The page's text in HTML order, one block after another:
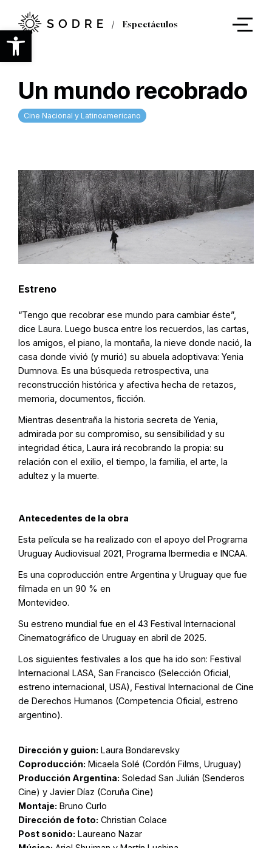
Abrir barra de herramientas
contenido
principal
Espectáculos
Un mundo recobrado
Cine Nacional y Latinoamericano
Estreno
“Tengo que recobrar ese mundo para cambiar éste”,
dice Laura. Luego busca entre los recuerdos, las cartas,
los amigos, el piano, la montaña, la nieve donde nació, la
casa donde vivió (y murió) su abuela adoptivava: Yenia
Dumnova. Es una búsqueda retrospectiva, una
reconstrucción histórica y afectiva hecha de retazos,
memoria, documentos, ficción.
Mientras desentraña la historia secreta de Yenia,
admirada por su compromiso, su sensibilidad y su
integridad ética, Laura irá recobrando la propia: su
relación con el exilio, el tiempo, la familia, el arte, la
adultez y la muerte.
Antecedentes de la obra
Esta película se ha realizado con el apoyo del Programa
Uruguay Audiovisual 2021, Programa Ibermedia e INCAA.
Es una coproducción entre Argentina y Uruguay que fue
filmada en un 90 % en
Montevideo.
Su estreno mundial fue en el 43 Festival Internacional
Cinematográfico de Uruguay en abril de 2025.
Los siguientes festivales a los que ha ido son: Festival
Internacional LASA, San Francisco (Selección Oficial,
estreno internacional, USA), Festival Internacional de Cine
de Derechos Humanos (Competencia Oficial, estreno
argentino).
Dirección y guion: Laura Bondarevsky
Coproducción: Micaela Solé (Cordón Films, Uruguay)
Producción Argentina: Soledad San Julián (Senderos
Cine) y Javier Díaz (Coruña Cine)
Montaje: Bruno Curlo
Dirección de foto: Christian Colace
Post sonido: Laureano Nazar